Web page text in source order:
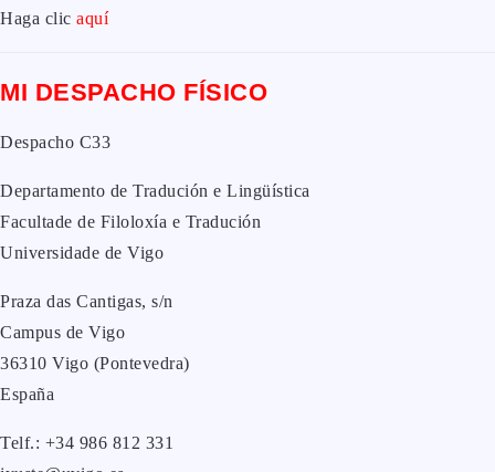
Haga clic aquí
MI DESPACHO FÍSICO
Despacho C33
Departamento de Tradución e Lingüística
Facultade de Filoloxía e Tradución
Universidade de Vigo
Praza das Cantigas, s/n
Campus de Vigo
36310 Vigo (Pontevedra)
España
Telf.: +34 986 812 331